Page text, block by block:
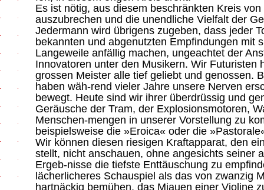
Es ist nötig, aus diesem beschränkten Kreis
auszubrechen und die unendliche Vielfalt der
Jedermann wird übrigens zugeben, dass jeder
bekannten und abgenutzten Empfindungen mit
Langeweile anfällig machen, ungeachtet der
Innovatoren unter den Musikern. Wir Futuristen
grossen Meister alle tief geliebt und genossen.
haben wäh-rend vieler Jahre unsere Nerven
bewegt. Heute sind wir ihrer überdrüssig und
Geräusche der Tram, der Explosionsmotoren,
Menschen-mengen in unserer Vorstellung zu
beispielsweise die »Eroica« oder die
Wir können diesen riesigen Kraftapparat, den
stellt, nicht anschauen, ohne angesichts seiner
Ergeb-nisse die tiefste Enttäuschung zu
lächerlicheres Schauspiel als das von zwanzig
hartnäckig bemühen, das Miauen einer Violine